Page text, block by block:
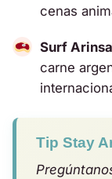
cenas
Surf
carne
Tip Stay